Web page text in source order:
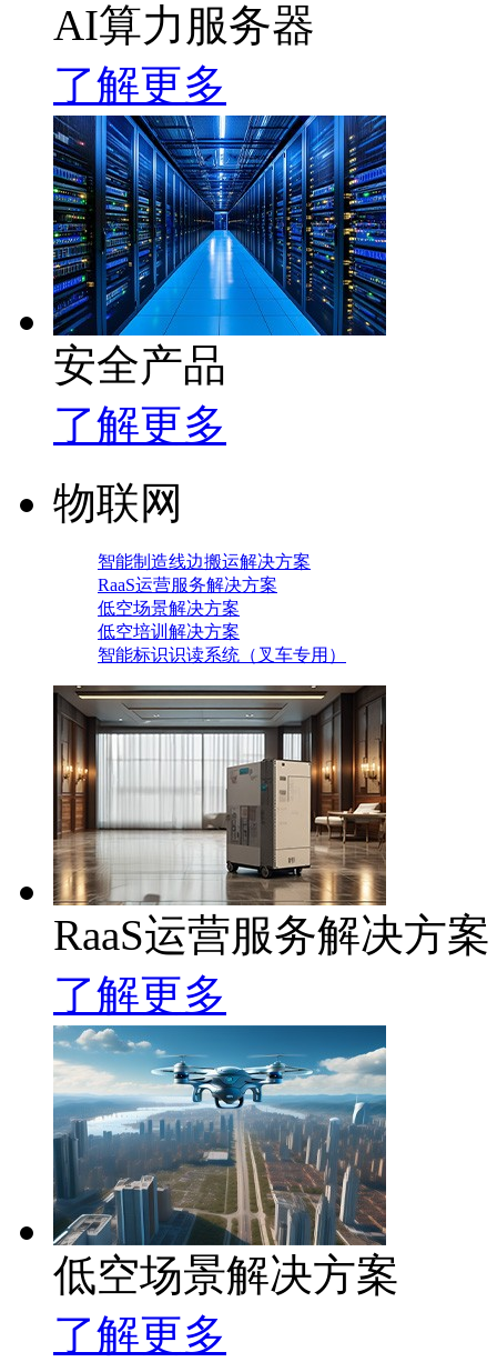
AI算力服务器
了解更多
安全产品
了解更多
物联网
智能制造线边搬运解决方案
RaaS运营服务解决方案
低空场景解决方案
低空培训解决方案
智能标识识读系统（叉车专用）
RaaS运营服务解决方案
了解更多
低空场景解决方案
了解更多